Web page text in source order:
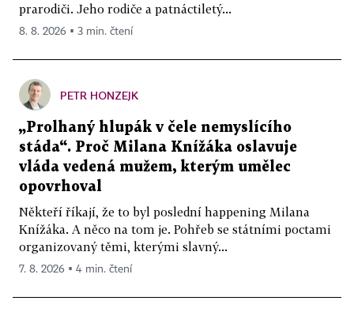
prarodiči. Jeho rodiče a patnáctiletý...
8. 8. 2026 ▪ 3 min. čtení
PETR HONZEJK
„Prolhaný hlupák v čele nemyslícího
stáda“. Proč Milana Knížáka oslavuje
vláda vedená mužem, kterým umělec
opovrhoval
Někteří říkají, že to byl poslední happening Milana
Knížáka. A něco na tom je. Pohřeb se státními poctami
organizovaný těmi, kterými slavný...
7. 8. 2026 ▪ 4 min. čtení